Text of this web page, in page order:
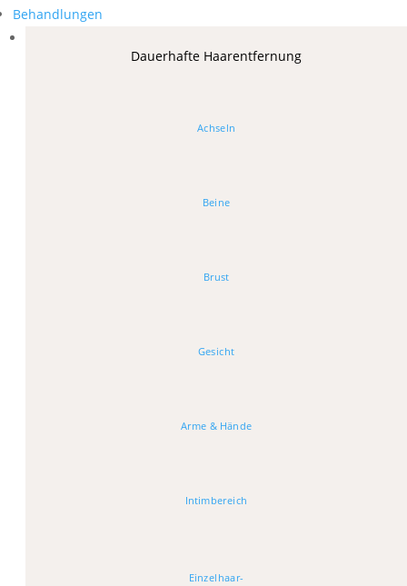
Behandlungen
Dauerhafte Haarentfernung
Achseln
Beine
Brust
Gesicht
Arme & Hände
Intimbereich
Einzelhaar-